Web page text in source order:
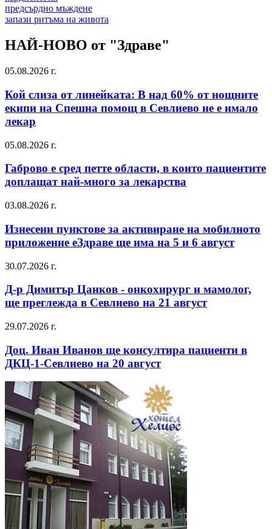
предсърдно мъждене
запази ритъма на живота
НАЙ-НОВО от "Здраве"
05.08.2026 г.
Кой слиза от линейката: В над 60% от нощните
екипи на Спешна помощ в Севлиево не е имало
лекар
05.08.2026 г.
Габрово е сред петте области, в които пациентите
доплащат най-много за лекарства
03.08.2026 г.
Изнесени пунктове за активиране на мобилното
приложение еЗдраве ще има на 5 и 6 август
30.07.2026 г.
Д-р Димитър Цанков - онкохирург и мамолог,
ще преглежда в Севлиево на 21 август
29.07.2026 г.
Доц. Иван Иванов ще консултира пациенти в
ДКЦ-1-Севлиево на 20 август